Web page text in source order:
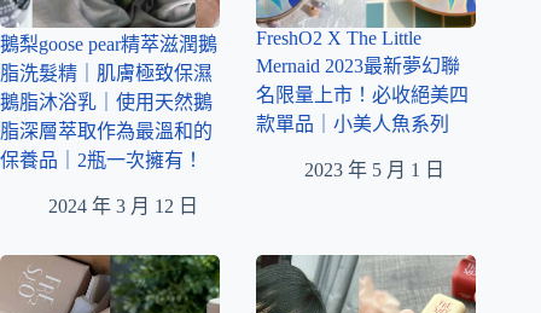
鵝梨goose pear精萃滋潤鵝
脂洗髮精｜肌膚極致保濕
鵝脂沐浴乳｜使用天然鵝
脂深層萃取作為最溫和的
保養品｜2瓶一次擁有！
2024 年 3 月 12 日
FreshO2 X The Little
Mernaid 2023最新夢幻聯
名限量上市！必收絕美四
款單品｜小美人魚系列
2023 年 5 月 1 日